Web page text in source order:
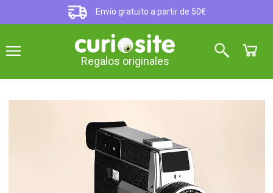
Envío gratuito a partir de 50€
Regalos originales